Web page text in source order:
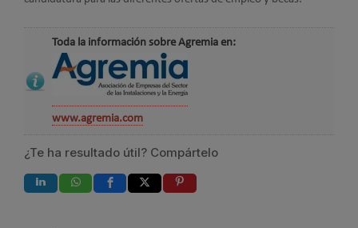
Toda la información sobre Agremia en:
www.agremia.com
¿Te ha resultado útil? Compártelo